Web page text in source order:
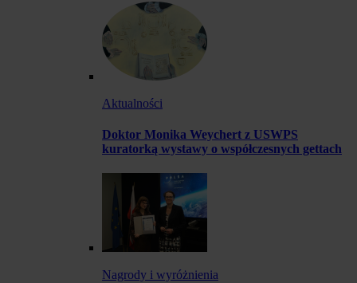
Aktualności
Doktor Monika Weychert z USWPS
kuratorką wystawy o współczesnych gettach
Nagrody i wyróżnienia